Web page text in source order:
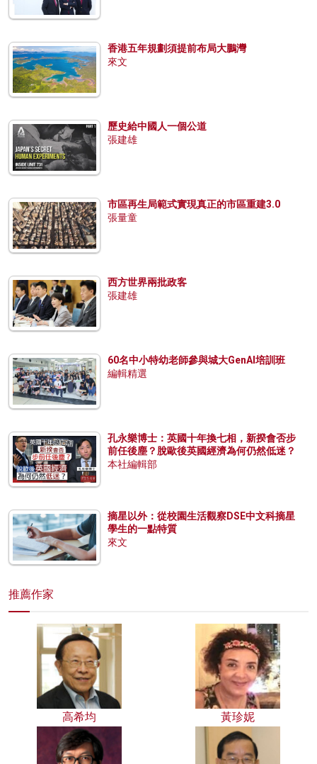
香港五年規劃須提前布局大鵬灣
來文
歷史給中國人一個公道
張建雄
市區再生局範式實現真正的市區重建3.0
張量童
西方世界兩批政客
張建雄
60名中小特幼老師參與城大GenAI培訓班
編輯精選
孔永樂博士：英國十年換七相，新揆會否步
前任後塵？脫歐後英國經濟為何仍然低迷？
本社編輯部
摘星以外：從校園生活觀察DSE中文科摘星
學生的一點特質
來文
推薦作家
高希均 黃珍妮